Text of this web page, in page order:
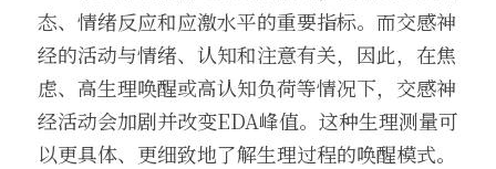
态、情绪反应和应激水平的重要指标。而交感神
经的活动与情绪、认知和注意有关，因此，在焦
虑、高生理唤醒或高认知负荷等情况下，交感神
经活动会加剧并改变EDA峰值。这种生理测量可
以更具体、更细致地了解生理过程的唤醒模式。